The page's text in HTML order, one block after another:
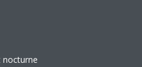
nocturne